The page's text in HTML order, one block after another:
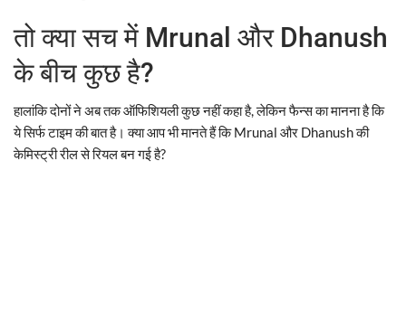
तो क्या सच में Mrunal और Dhanush
के बीच कुछ है?
हालांकि दोनों ने अब तक ऑफिशियली कुछ नहीं कहा है, लेकिन फैन्स का मानना है कि
ये सिर्फ टाइम की बात है। क्या आप भी मानते हैं कि Mrunal और Dhanush की
केमिस्ट्री रील से रियल बन गई है?